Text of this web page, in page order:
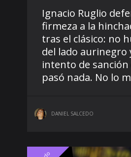
Ignacio Ruglio
firmeza a la
tras el clásico: no
del lado aurinegro
intento de
pasó nada. No lo
DANIEL SALCEDO